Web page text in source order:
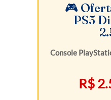
🎮
PS5
Console
R$